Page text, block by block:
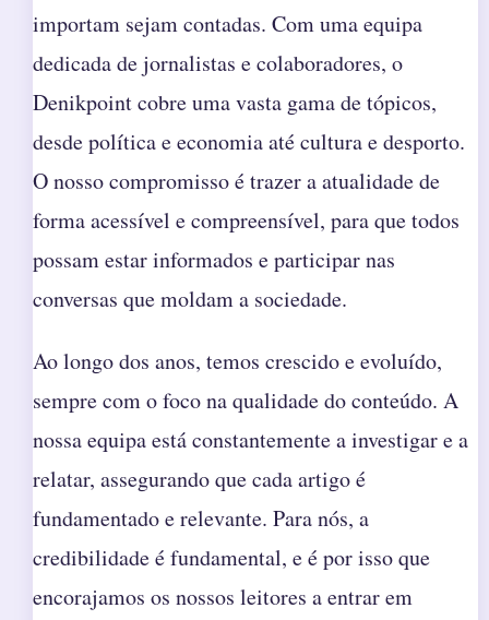
importam sejam contadas. Com uma equipa
dedicada de jornalistas e colaboradores, o
Denikpoint cobre uma vasta gama de tópicos,
desde política e economia até cultura e desporto.
O nosso compromisso é trazer a atualidade de
forma acessível e compreensível, para que todos
possam estar informados e participar nas
conversas que moldam a sociedade.
Ao longo dos anos, temos crescido e evoluído,
sempre com o foco na qualidade do conteúdo. A
nossa equipa está constantemente a investigar e a
relatar, assegurando que cada artigo é
fundamentado e relevante. Para nós, a
credibilidade é fundamental, e é por isso que
encorajamos os nossos leitores a entrar em